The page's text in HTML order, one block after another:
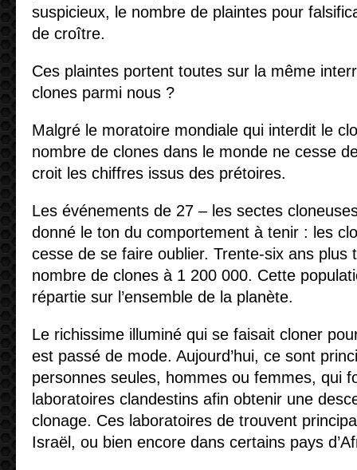
suspicieux, le nombre de plaintes pour
de croître.
Ces plaintes portent toutes sur la même
clones parmi nous ?
Malgré le moratoire mondiale qui interdit le
nombre de clones dans le monde ne cesse
croit les chiffres issus des prétoires.
Les événements de 27 – les sectes
donné le ton du comportement à tenir : les
cesse de se faire oublier. Trente-six ans plus
nombre de clones à 1 200 000. Cette
répartie sur l’ensemble de la planète.
Le richissime illuminé qui se faisait cloner
est passé de mode. Aujourd’hui, ce sont
personnes seules, hommes ou femmes, qui
laboratoires clandestins afin obtenir une
clonage. Ces laboratoires de trouvent
Israël, ou bien encore dans certains pays